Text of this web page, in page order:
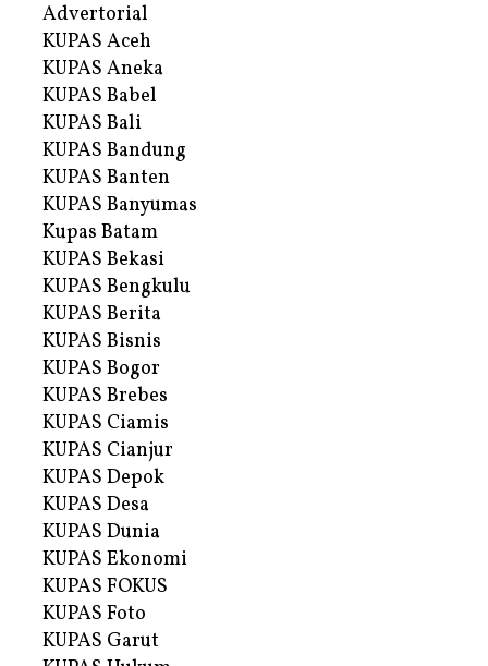
Advertorial
KUPAS Aceh
KUPAS Aneka
KUPAS Babel
KUPAS Bali
KUPAS Bandung
KUPAS Banten
KUPAS Banyumas
Kupas Batam
KUPAS Bekasi
KUPAS Bengkulu
KUPAS Berita
KUPAS Bisnis
KUPAS Bogor
KUPAS Brebes
KUPAS Ciamis
KUPAS Cianjur
KUPAS Depok
KUPAS Desa
KUPAS Dunia
KUPAS Ekonomi
KUPAS FOKUS
KUPAS Foto
KUPAS Garut